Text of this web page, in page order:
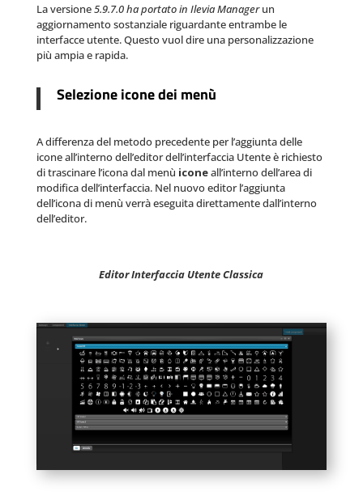
La versione5.9.7.0 ha portato in Ilevia Managerun
aggiornamento sostanziale riguardante entrambe le
interfacce utente. Questo vuol dire una personalizzazione
più ampia e rapida.
Selezione icone dei menù
A differenza del metodo precedente per l’aggiunta delle
icone all’interno dell’editor dell’interfaccia Utente è richiesto
di trascinare l’icona dal menù iconeall’interno dell’area di
modifica dell’interfaccia. Nel nuovo editor l’aggiunta
dell’icona di menù verrà eseguita direttamente dall’interno
dell’editor.
Editor Interfaccia Utente Classica